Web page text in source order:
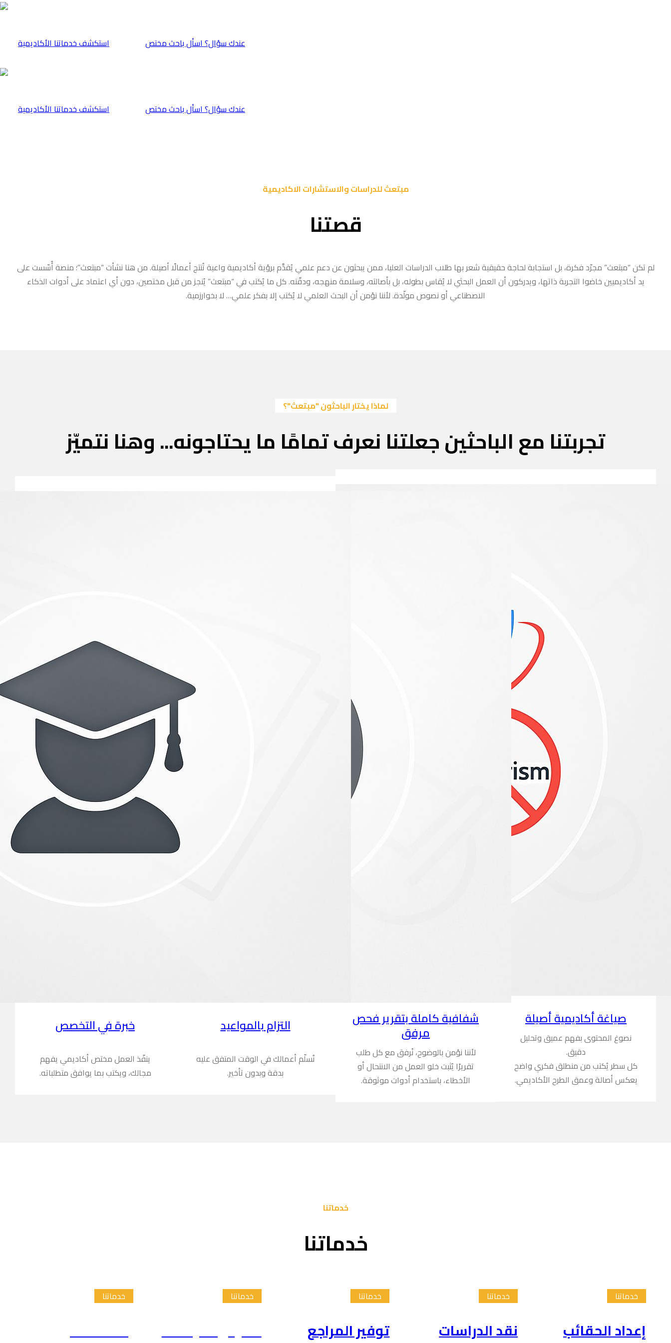
⁠استكشف خدماتنا الأكاديمية عندك سؤال؟ اسأل باحث مختص
⁠استكشف خدماتنا الأكاديمية عندك سؤال؟ اسأل باحث مختص
مبتعث للدراسات والاستشارات الاكاديمية
قصتنا
لم تكن “مبتعث” مجرّد فكرة، بل استجابة لحاجة حقيقية شعر بها طلاب الدراسات العليا، ممن يبحثون عن دعم علمي يُقدَّم برؤية أكاديمية واعية تُنتج أعمالًا أصيلة. من هنا نشأت “مبتعث”؛ منصة أُسّست على
يد أكاديميين خاضوا التجربة ذاتها، ويدركون أن العمل البحثي لا يُقاس بطوله، بل بأصالته، وسلامة منهجه، ودقّته. كل ما يُكتب في “مبتعث” يُنجز من قبل مختصين، دون أي اعتماد على أدوات الذكاء
الاصطناعي أو نصوص مولّدة. لأننا نؤمن أن البحث العلمي لا يُكتب إلا بفكر علمي… لا بخوارزمية.
لماذا يختار الباحثون "مبتعث"؟
تجربتنا مع الباحثين جعلتنا نعرف تمامًا ما يحتاجونه... وهنا نتميّز
صياغة أكاديمية أصيلة
نصوغ المحتوى بفهم عميق وتحليل
دقيق.
كل سطر يُكتب من منطلق فكري واضح
يعكس أصالة وعمق الطرح الأكاديمي.
شفافية كاملة بتقرير فحص
مرفق
لأننا نؤمن بالوضوح، نُرفق مع كل طلب
تقريرًا يُثبت خلو العمل من الانتحال أو
الأخطاء، باستخدام أدوات موثوقة.
التزام بالمواعيد
نُسلّم أعمالك في الوقت المتفق عليه
بدقة وبدون تأخير.
خبرة في التخصص
ينفّذ العمل مختص أكاديمي يفهم
مجالك، ويكتب بما يوافق متطلباته.
خدماتنا
خدماتنا
خدماتنا
إعداد الحقائب
خدماتنا
نقد الدراسات
خدماتنا
توفير المراجع
خدماتنا
تلخيص الدراسات
خدماتنا
إعداد الاطار